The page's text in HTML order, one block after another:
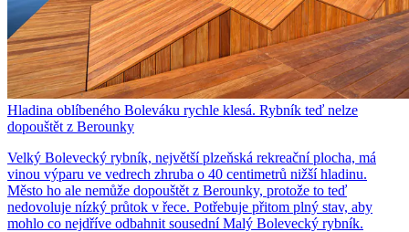
Hladina oblíbeného Boleváku rychle klesá. Rybník teď nelze
dopouštět z Berounky
Velký Bolevecký rybník, největší plzeňská rekreační plocha, má
vinou výparu ve vedrech zhruba o 40 centimetrů nižší hladinu.
Město ho ale nemůže dopouštět z Berounky, protože to teď
nedovoluje nízký průtok v řece. Potřebuje přitom plný stav, aby
mohlo co nejdříve odbahnit sousední Malý Bolevecký rybník.